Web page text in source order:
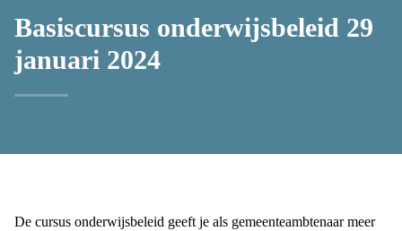
Basiscursus onderwijsbeleid 29
januari 2024
De cursus onderwijsbeleid geeft je als gemeenteambtenaar meer